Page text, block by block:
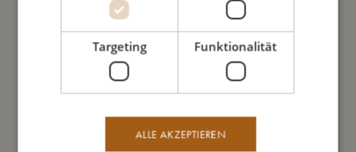
ACHTUNG: Entfernen Sie die Bettschlange, wenn das Kind
ohne Hilfe sitzen kann.
Meine besonderen Merkmale:
- 4 cm dicke Schaumstoffseiten
Targeting Funktionalität
ALLE AKZEPTIEREN